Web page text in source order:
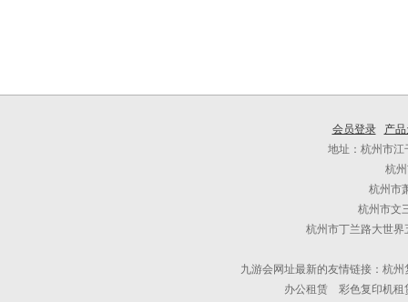
会员登录
产
地址：杭州市江
杭
杭州市
杭州市文
杭州市丁兰路大世界
九游会网址最新的友情链接：杭
办公租赁 彩色复印机